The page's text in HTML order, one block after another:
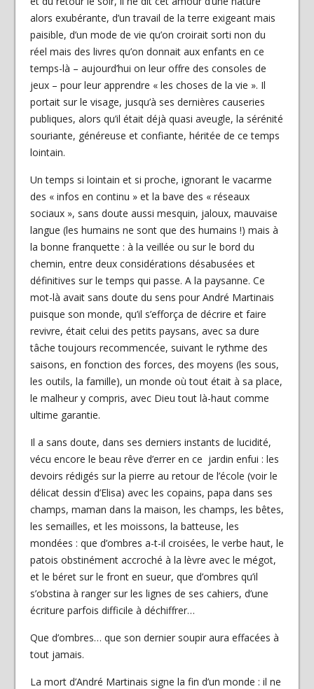
alors exubérante, d’un travail de la terre exigeant mais
paisible, d’un mode de vie qu’on croirait sorti non du
réel mais des livres qu’on donnait aux enfants en ce
temps-là – aujourd’hui on leur offre des consoles de
jeux – pour leur apprendre « les choses de la vie ». Il
portait sur le visage, jusqu’à ses dernières causeries
publiques, alors qu’il était déjà quasi aveugle, la sérénité
souriante, généreuse et confiante, héritée de ce temps
lointain.
Un temps si lointain et si proche, ignorant le vacarme
des « infos en continu » et la bave des « réseaux
sociaux », sans doute aussi mesquin, jaloux, mauvaise
langue (les humains ne sont que des humains !) mais à
la bonne franquette : à la veillée ou sur le bord du
chemin, entre deux considérations désabusées et
définitives sur le temps qui passe. A la paysanne. Ce
mot-là avait sans doute du sens pour André Martinais
puisque son monde, qu’il s’efforça de décrire et faire
revivre, était celui des petits paysans, avec sa dure
tâche toujours recommencée, suivant le rythme des
saisons, en fonction des forces, des moyens (les sous,
les outils, la famille), un monde où tout était à sa place,
le malheur y compris, avec Dieu tout là-haut comme
ultime garantie.
Il a sans doute, dans ses derniers instants de lucidité,
vécu encore le beau rêve d’errer en ce jardin enfui : les
devoirs rédigés sur la pierre au retour de l’école (voir le
délicat dessin d’Elisa) avec les copains, papa dans ses
champs, maman dans la maison, les champs, les bêtes,
les semailles, et les moissons, la batteuse, les
mondées : que d’ombres a-t-il croisées, le verbe haut, le
patois obstinément accroché à la lèvre avec le mégot,
et le béret sur le front en sueur, que d’ombres qu’il
s’obstina à ranger sur les lignes de ses cahiers, d’une
écriture parfois difficile à déchiffrer…
Que d’ombres… que son dernier soupir aura effacées à
tout jamais.
La mort d’André Martinais signe la fin d’un monde : il ne